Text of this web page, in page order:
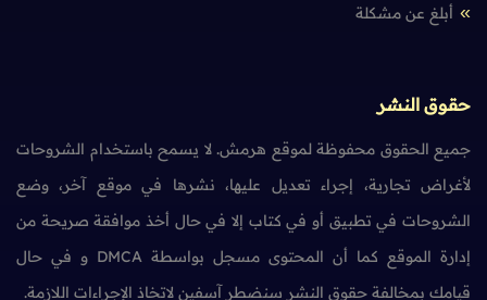
أبلغ عن مشكلة
حقوق النشر
جميع الحقوق محفوظة لموقع هرمش. لا يسمح باستخدام الشروحات
لأغراض تجارية، إجراء تعديل عليها، نشرها في موقع آخر، وضع
الشروحات في تطبيق أو في كتاب إلا في حال أخذ موافقة صريحة من
إدارة الموقع كما أن المحتوى مسجل بواسطة DMCA و في حال
قيامك بمخالفة حقوق النشر سنضطر آسفين لاتخاذ الإجراءات اللازمة.